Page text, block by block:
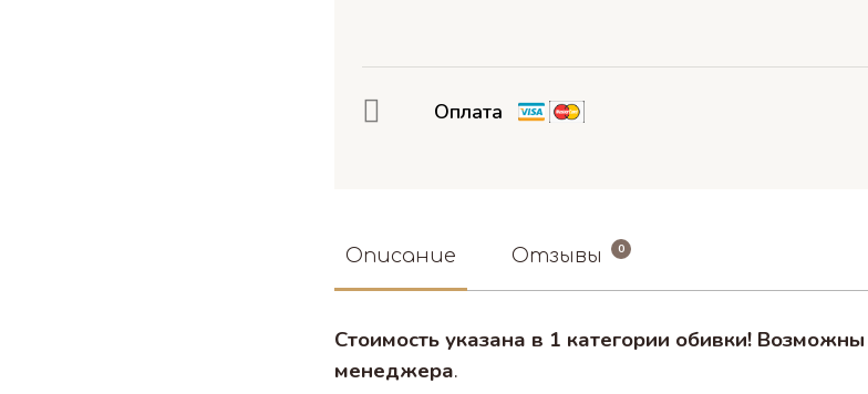
Оплата
Описание Отзывы 0
Стоимость указана в 1 категории обивки!
менеджера.